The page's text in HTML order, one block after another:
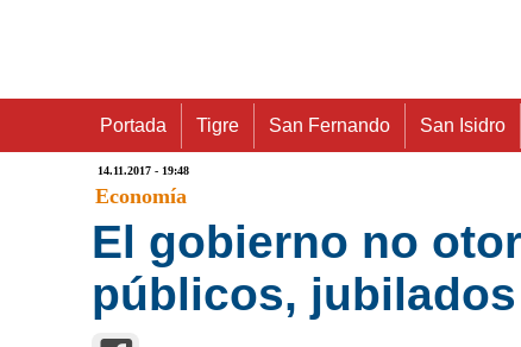
Portada Tigre San Fernando San Isidro
14.11.2017 - 19:48
Economía
El gobierno no
públicos,